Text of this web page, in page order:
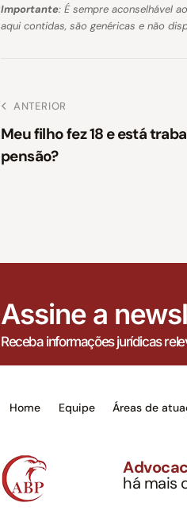
Importante: É sempre aconselhável
aqui contidas, são genéricas e não
ANTERIOR
Meu filho fez 18 e está
pensão?
Assine a
Receba informações jurídicas
Home Equipe Áreas de
há mais